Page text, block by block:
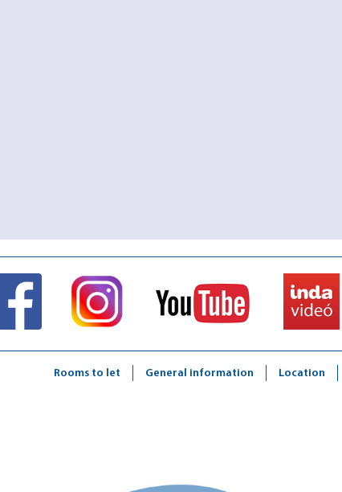
Rooms to let General information Location